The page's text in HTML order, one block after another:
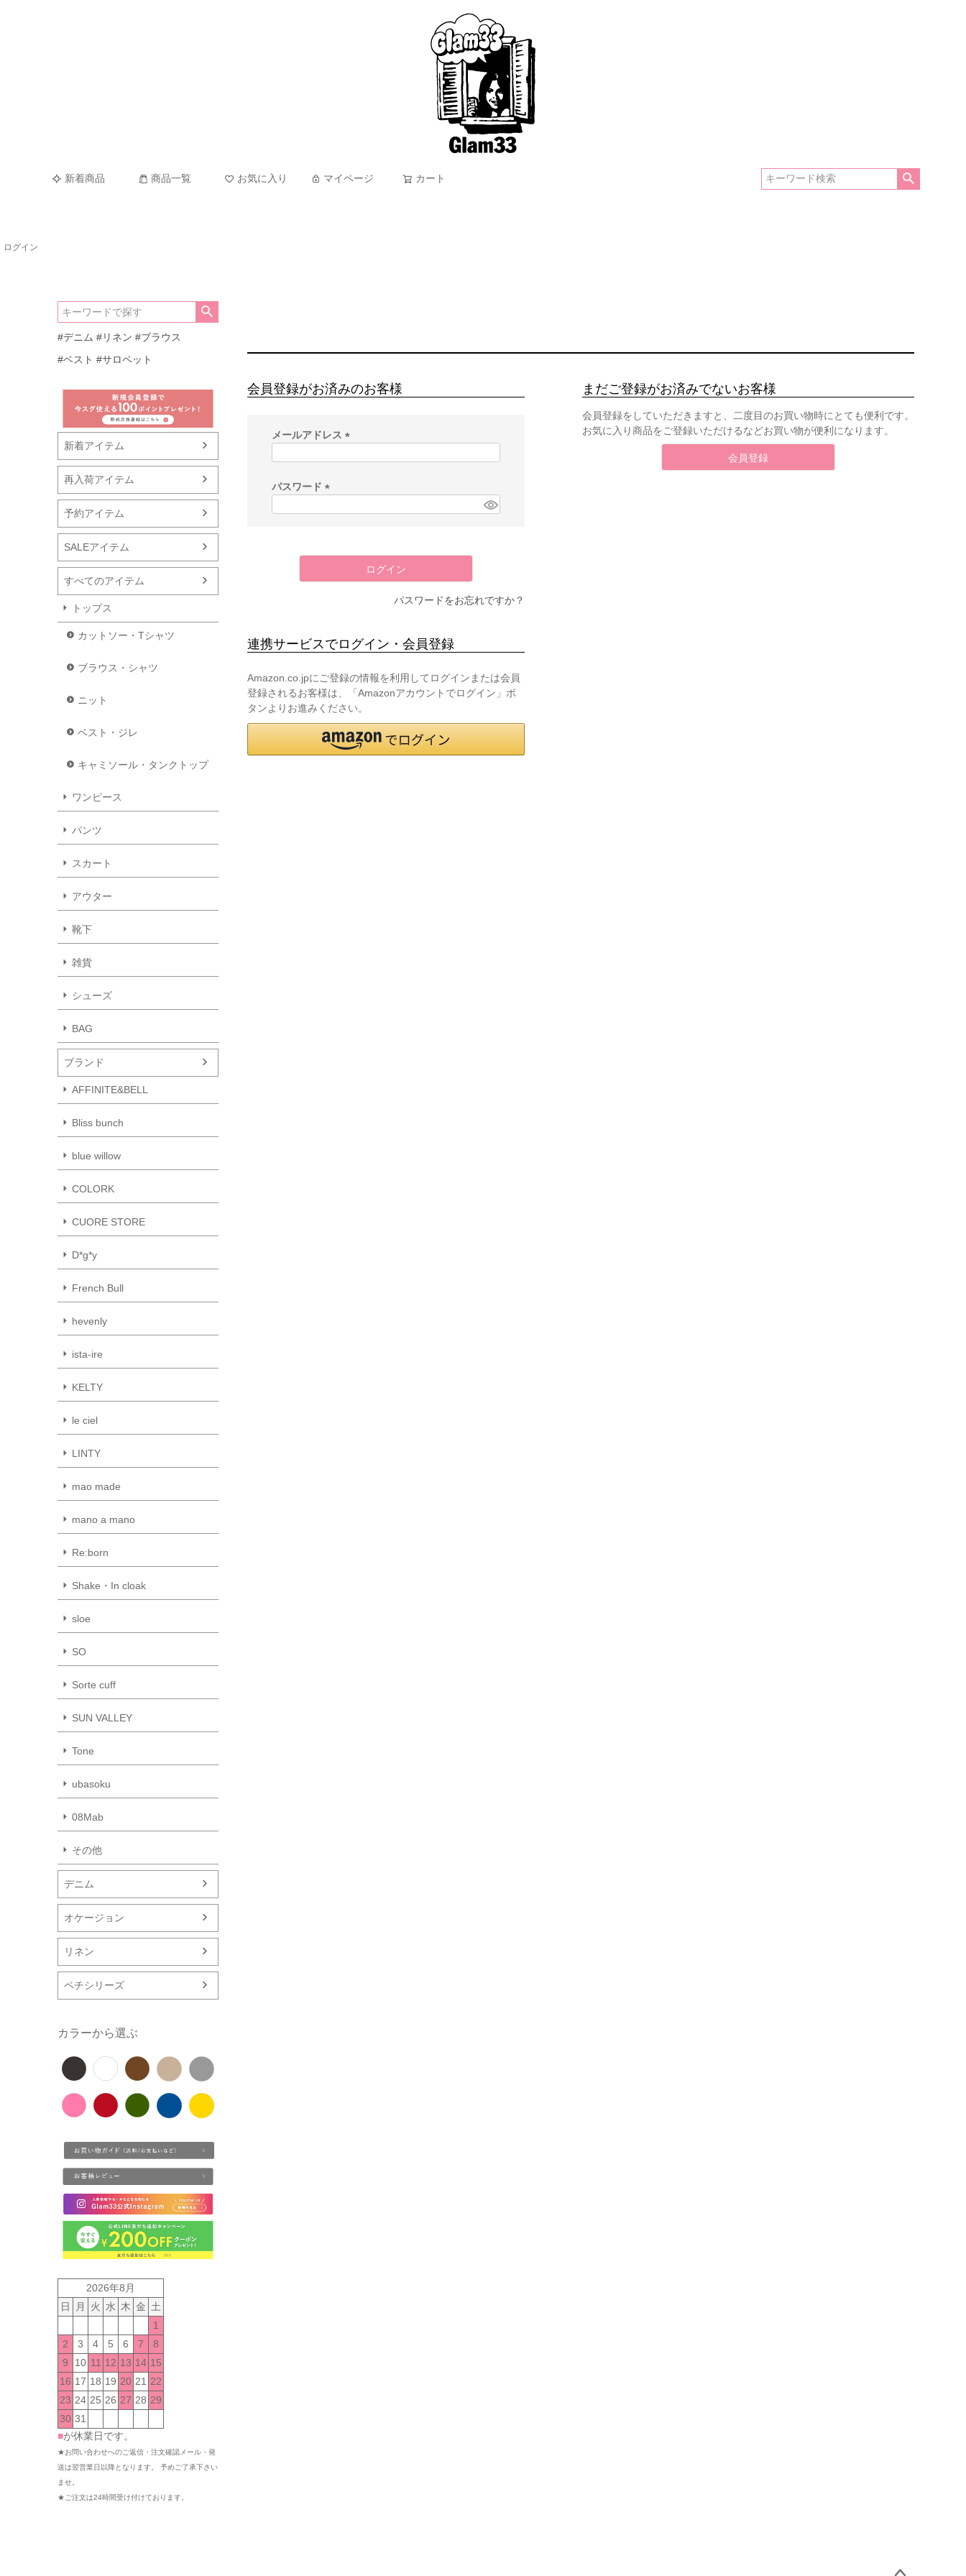
新着商品 商品一覧 お気に入り マイページ カート
ログイン
#デニム #リネン #ブラウス
#ベスト #サロペット
新着アイテム
再入荷アイテム
予約アイテム
SALEアイテム
すべてのアイテム
トップス
カットソー・Tシャツ
ブラウス・シャツ
ニット
ベスト・ジレ
キャミソール・タンクトップ
ワンピース
パンツ
スカート
アウター
靴下
雑貨
シューズ
BAG
ブランド
AFFINITE&BELL
Bliss bunch
blue willow
COLORK
CUORE STORE
D*g*y
French Bull
hevenly
ista-ire
KELTY
le ciel
LINTY
mao made
mano a mano
Re:born
Shake・In cloak
sloe
SO
Sorte cuff
SUN VALLEY
Tone
ubasoku
08Mab
その他
デニム
オケージョン
リネン
ペチシリーズ
カラーから選ぶ
2026年8月
日
月 火 水 木 金 土
1
2
3 4 5 6 7
8
9
10 11 12 13 14 15
16 17 18 19 20 21 22
23 24 25 26 27 28 29
30 31
■が休業日です。
★お問い合わせへのご返信・注文確認メール・発
送は翌営業日以降となります。 予めご了承下さい
ませ。
★ご注文は24時間受け付けております。
会員登録がお済みのお客様
メールアドレス
)
パスワード
ログイン
パスワードをお忘れですか？
連携サービスでログイン・会員登録
Amazon.co.jpにご登録の情報を利用してログインまたは会員
登録されるお客様は、「Amazonアカウントでログイン」ボ
タンよりお進みください。
まだご登録がお済みでないお客様
会員登録をしていただきますと、二度目のお買い物時にとても便利です。
お気に入り商品をご登録いただけるなどお買い物が便利になります。
会員登録